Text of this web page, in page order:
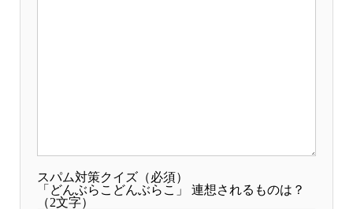
スパム対策クイズ（必須）
「どんぶらこどんぶらこ」 連想されるものは？
（2文字）